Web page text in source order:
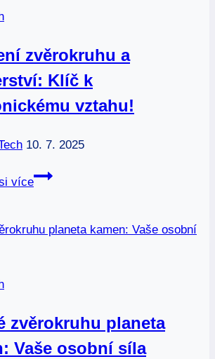
zvěrokruhu a
Klíč k
vztahu!
10. 7. 2025
více
Znamení
partnerství:
zvěrokruhu planeta
Vaše osobní síla